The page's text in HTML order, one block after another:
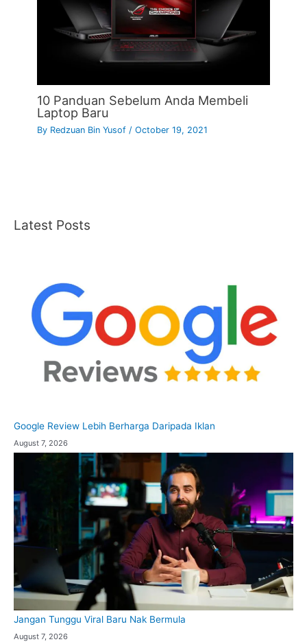
10 Panduan Sebelum Anda Membeli
Laptop Baru
By Redzuan Bin Yusof /October 19, 2021
Latest Posts
Google Review Lebih Berharga Daripada Iklan
August 7, 2026
Jangan Tunggu Viral Baru Nak Bermula
August 7, 2026